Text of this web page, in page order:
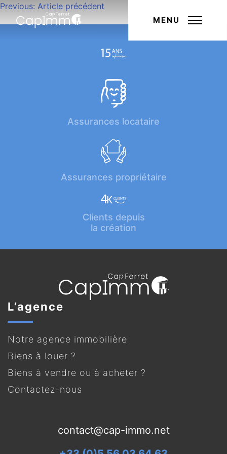
MENU
Navigation
de
Previous: Article précédent
Assurances locataire
Assurances propriétaire
Clients depuis
la création
L’agence
Notre agence immobilière
Biens à louer ?
Biens à vendre ou à acheter ?
Contactez-nous
contact@cap-immo.net